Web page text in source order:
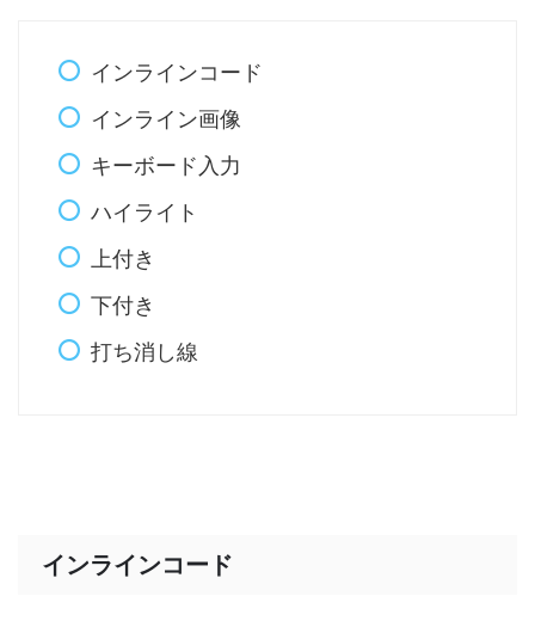
インラインコード
インライン画像
キーボード入力
ハイライト
上付き
下付き
打ち消し線
インラインコード